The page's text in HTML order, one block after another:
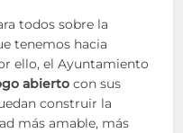
todos sobre la
tenemos hacia
ello, el Ayuntamiento
abierto con sus
construir la
más amable, más